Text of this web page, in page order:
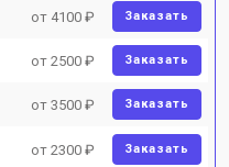
от 4100 ₽ Заказать
от 2500 ₽ Заказать
от 3500 ₽ Заказать
от 2300 ₽ Заказать